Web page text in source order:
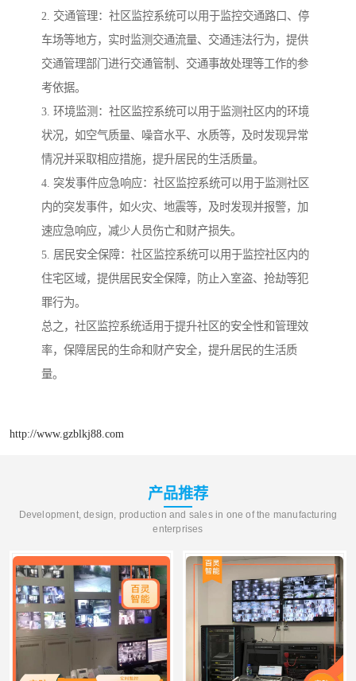
2. 交通管理：社区监控系统可以用于监控交通路口、停
车场等地方，实时监测交通流量、交通违法行为，提供
交通管理部门进行交通管制、交通事故处理等工作的参
考依据。
3. 环境监测：社区监控系统可以用于监测社区内的环境
状况，如空气质量、噪音水平、水质等，及时发现异常
情况并采取相应措施，提升居民的生活质量。
4. 突发事件应急响应：社区监控系统可以用于监测社区
内的突发事件，如火灾、地震等，及时发现并报警，加
速应急响应，减少人员伤亡和财产损失。
5. 居民安全保障：社区监控系统可以用于监控社区内的
住宅区域，提供居民安全保障，防止入室盗、抢劫等犯
罪行为。
总之，社区监控系统适用于提升社区的安全性和管理效
率，保障居民的生命和财产安全，提升居民的生活质
量。
http://www.gzblkj88.com
产品推荐
Development, design, production and sales in one of the manufacturing
enterprises